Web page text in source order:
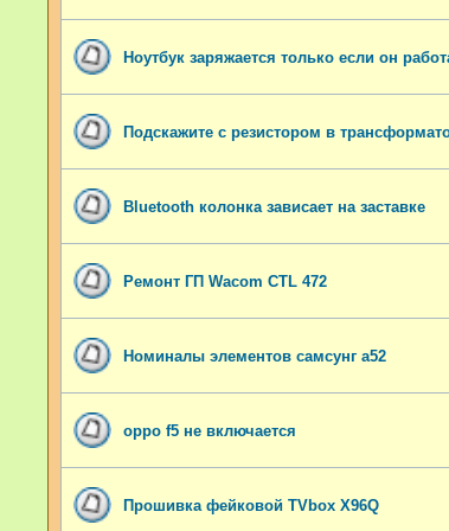
Ноутбук заряжается только если он
Подскажите с резистором в
Bluetooth колонка зависает на заставке
Ремонт ГП Wacom CTL 472
Номиналы элементов самсунг а52
oppo f5 не включается
Прошивка фейковой TVbox X96Q